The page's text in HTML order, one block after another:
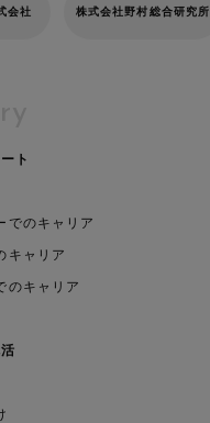
会社 株式会社野村総合研究所
ト
でのキャリア
キャリア
のキャリア